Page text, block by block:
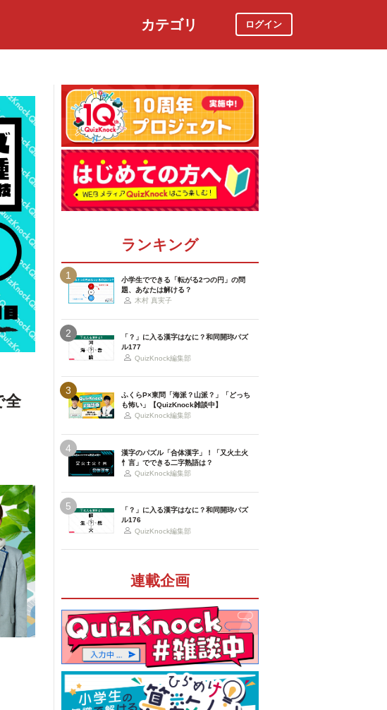
カテゴリ ログイン
全
ランキング
1
小学生でできる「転がる2つの円」の問
題、あなたは解ける？
木村 真実子
2
「？」に入る漢字はなに？和同開珎パズ
ル177
QuizKnock編集部
3
ふくらP×東問「海派？山派？」「どっち
も怖い」【QuizKnock雑談中】
QuizKnock編集部
4
漢字のパズル「合体漢字」！「又火土火
忄言」でできる二字熟語は？
QuizKnock編集部
5
「？」に入る漢字はなに？和同開珎パズ
ル176
QuizKnock編集部
連載企画